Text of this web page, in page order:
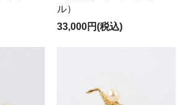
ル）
33,000円(税込)